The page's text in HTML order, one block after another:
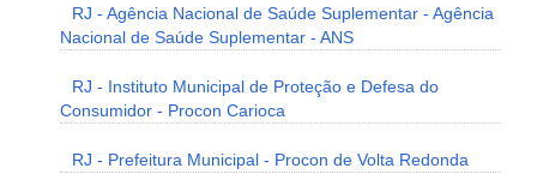
RJ - Agência Nacional de Saúde Suplementar - Agência
Nacional de Saúde Suplementar - ANS
RJ - Instituto Municipal de Proteção e Defesa do
Consumidor - Procon Carioca
RJ - Prefeitura Municipal - Procon de Volta Redonda